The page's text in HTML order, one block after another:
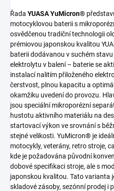
Řada YUASA YuMicron®
motocyklovou baterii s
osvědčenou tradiční technologii
prémiovou japonskou kvalitou
baterii dodávanou v suchém
elektrolytu v balení – baterie se
instalací nalitím přiloženého
čerstvost, plnou kapacitu a
okamžiku uvedení do provozu.
jsou speciální mikroporézní
hustotu aktivního materiálu na
startovací výkon ve srovnání s
stejné velikosti. YuMicron® je
motocykly, veterány, retro stroje,
kde je požadována původní
dobové specifikaci stroje, ale s
japonskou kvalitou. Tato varianta
skladové zásoby, sezónní prodej i